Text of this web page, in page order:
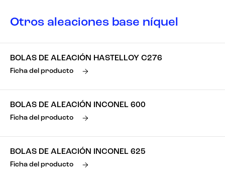
Otros aleaciones base níquel
BOLAS DE ALEACIÓN HASTELLOY C276
Ficha del producto
BOLAS DE ALEACIÓN INCONEL 600
Ficha del producto
BOLAS DE ALEACIÓN INCONEL 625
Ficha del producto